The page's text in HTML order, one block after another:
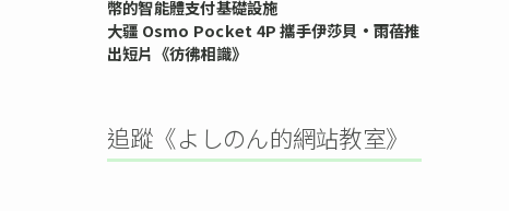
幣的智能體支付基礎設施
大疆 Osmo Pocket 4P 攜手伊莎貝•雨蓓推
出短片《彷彿相識》
追蹤《よしのん的網站教室》